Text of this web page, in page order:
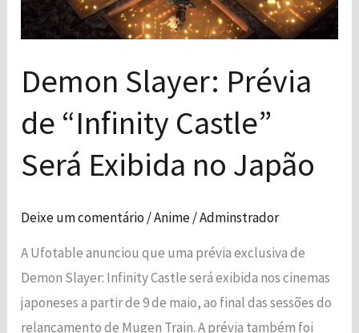
Demon Slayer: Prévia
de “Infinity Castle”
Será Exibida no Japão
Deixe um comentário /Anime/Adminstrador
A Ufotable anunciou que uma prévia exclusiva de
Demon Slayer: Infinity Castle será exibida nos cinemas
japoneses a partir de 9 de maio, ao final das sessões do
relançamento de Mugen Train. A prévia também foi
Castle”
Será
no